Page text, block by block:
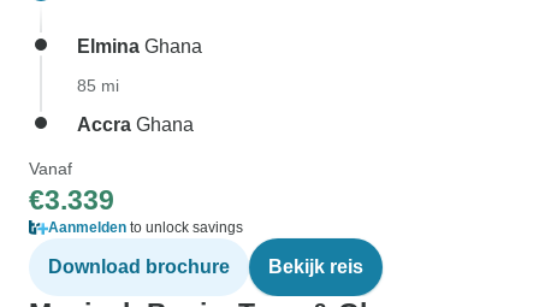
Elmina Ghana
85 mi
Accra Ghana
Vanaf
€3.339
Aanmelden to unlock savings
Download brochure Bekijk reis